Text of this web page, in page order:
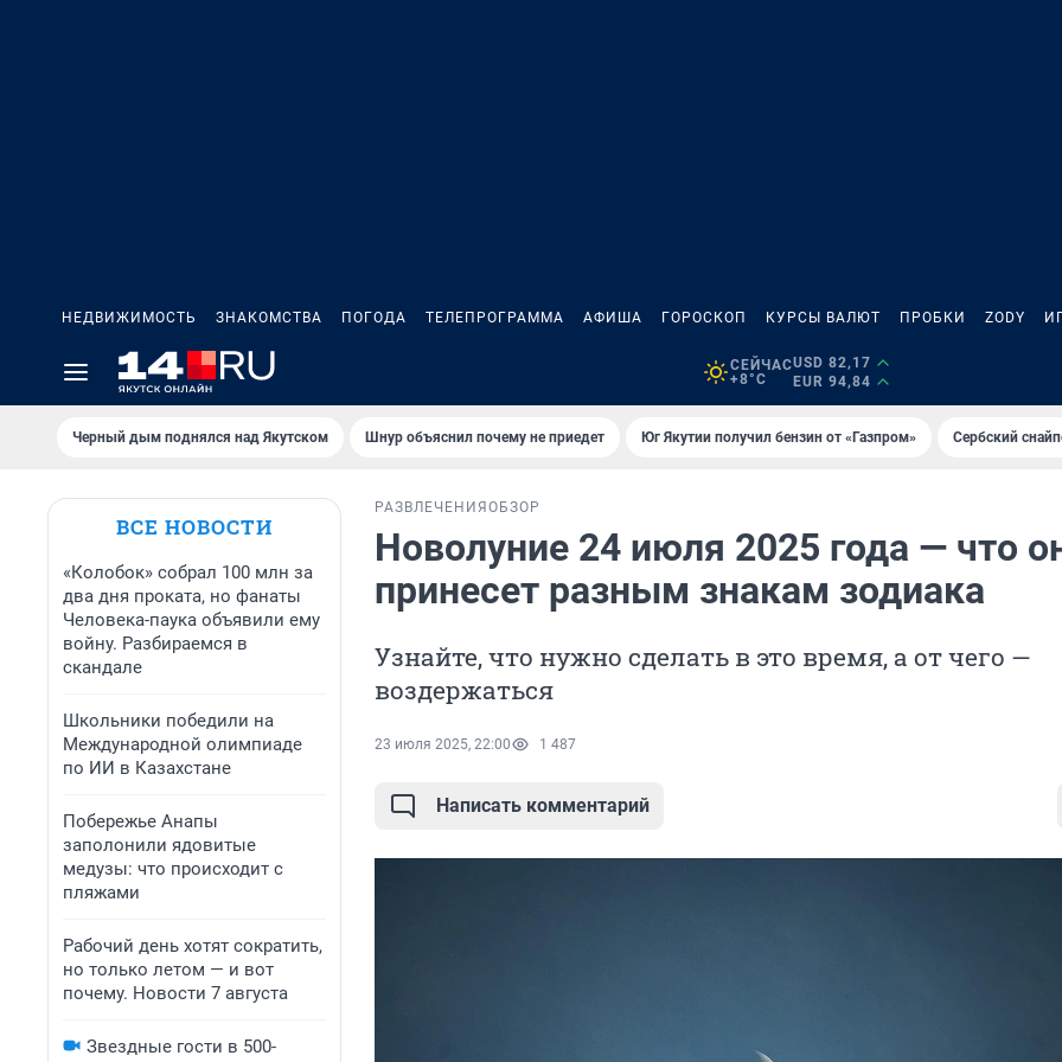
НЕДВИЖИМОСТЬ ЗНАКОМСТВА ПОГОДА ТЕЛЕПРОГРАММА АФИША ГОРОСКОП КУРСЫ ВАЛЮТ ПРОБКИ ZODY
СЕЙЧАС
+8°C
USD 82,17
EUR 94,84
Черный дым поднялся над Якутском Шнур объяснил почему не приедет Юг Якутии получил бензин от «Газпром» Сербский
ВСЕ НОВОСТИ
«Колобок» собрал 100 млн за
два дня проката, но фанаты
Человека-паука объявили ему
войну. Разбираемся в
скандале
Школьники победили на
Международной олимпиаде
по ИИ в Казахстане
Побережье Анапы
заполонили ядовитые
медузы: что происходит с
пляжами
Рабочий день хотят сократить,
но только летом — и вот
почему. Новости 7 августа
Звездные гости в 500-
РАЗВЛЕЧЕНИЯ ОБЗОР
Новолуние 24 июля 2025 года — что
принесет разным знакам зодиака
Узнайте, что нужно сделать в это время, а от чего —
воздержаться
23 июля 2025, 22:00 1 487
Написать комментарий